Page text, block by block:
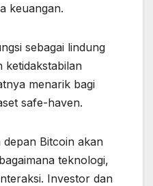
keuangan.
sebagai lindung
ketidakstabilan
menarik bagi
safe-haven.
depan Bitcoin akan
teknologi,
Investor dan